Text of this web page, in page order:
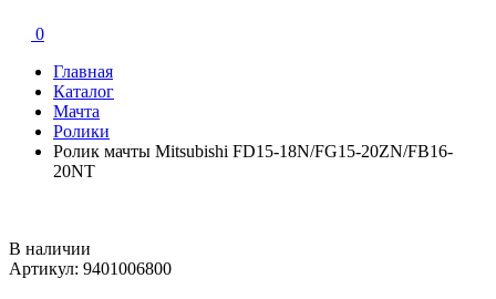
0
Главная
Каталог
Мачта
Ролики
Ролик мачты Mitsubishi FD15-18N/FG15-20ZN/FB16-
20NT
В наличии
Артикул: 9401006800